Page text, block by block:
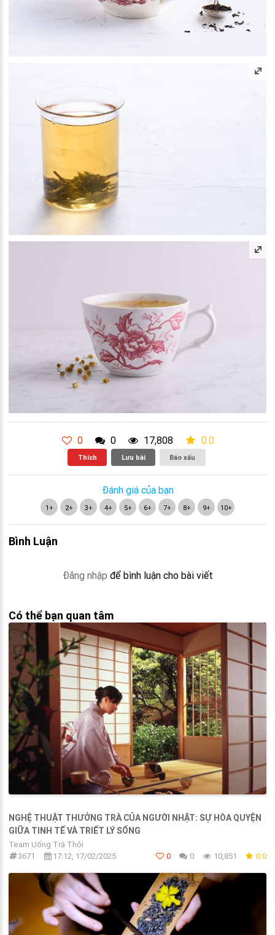
0 0 17,808 0.0
Thích Lưu bài Báo xấu
Đánh giá của bạn
1+ 2+ 3+ 4+ 5+ 6+ 7+ 8+ 9+ 10+
Bình Luận
Đăng nhập để bình luận cho bài viết
Có thể bạn quan tâm
NGHỆ THUẬT THƯỞNG TRÀ CỦA NGƯỜI NHẬT: SỰ HÒA QUYỆN
GIỮA TINH TẾ VÀ TRIẾT LÝ SỐNG
Team Uống Trà Thôi
3671
17:12, 17/02/2025 0 0 10,851 0.0